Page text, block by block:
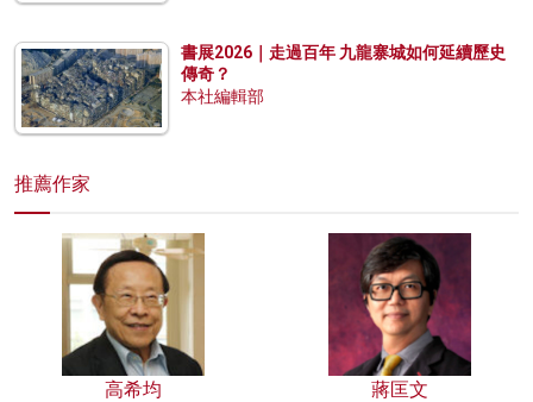
書展2026｜走過百年 九龍寨城如何延續歷史
傳奇？
本社編輯部
推薦作家
高希均 蔣匡文